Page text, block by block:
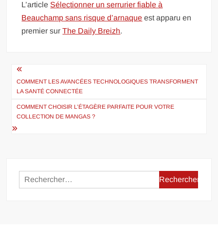
L’article Sélectionner un serrurier fiable à
Beauchamp sans risque d’arnaque est apparu en
premier surThe Daily Breizh.
Navigation
de
l’article
COMMENT LES AVANCÉES TECHNOLOGIQUES TRANSFORMENT
LA SANTÉ CONNECTÉE
COMMENT CHOISIR L’ÉTAGÈRE PARFAITE POUR VOTRE
COLLECTION DE MANGAS ?
Rechercher :